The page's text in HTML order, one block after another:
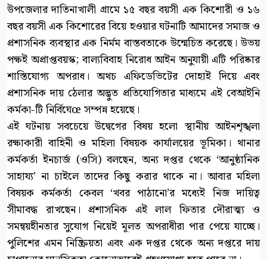
উপজেলার দাতিনাখালী গ্রামে ১৫ বছর বয়সী এক কিশোরী ও ১৬
বছর বয়সী এক কিশোরের বিয়ে হওয়ার ঘটনাটি আমাদের সমাজ ও
প্রশাসনিক ব্যবস্থার এক নির্মম বাস্তবতাকে উন্মেচিত করেছে। উভয়
পক্ষই অপ্রাপ্তবয়স্ক; বাল্যবিবাহ নিরোধ আইন অনুযায়ী এটি পরিষ্কার
শাস্তিযোগ্য অপরাধ। অথচ এফিডেভিটের দোহাই দিয়ে এবং
প্রশাসনিক দায় ঠেলার অদ্ভুত প্রতিযোগিতার মাধ্যমে এই বেআইনি
কর্মকা-টি নির্বিঘেœ সম্পন্ন হয়েছে।
এই ঘটনায় সবচেয়ে উদ্বেগের বিষয় হলো স্থানীয় আইনশৃঙ্খলা
রক্ষাকারী বাহিনী ও মহিলা বিষয়ক কার্যালয়ের ভূমিকা। থানার
কর্মকর্তা ইনচার্জ (ওসি) বলছেন, অন্য দপ্তর থেকে ‘আনুষ্ঠানিক
সাহায্য’ না চাইলে তাদের কিছু করার থাকে না। আবার মহিলা
বিষয়ক কর্মকর্তা কেবল ‘খবর পাঠানো’র মধ্যেই নিজ দায়িত্ব
সীমাবদ্ধ রাখছেন। প্রশাসনিক এই লাল ফিতার দৌরাত্ম্য ও
সমন্বয়হীনতার সুযোগ নিয়েই মূলত অপরাধীরা পার পেয়ে যাচ্ছে।
পুলিশের এমন নিষ্ক্রিয়তা এবং এক দপ্তর থেকে অন্য দপ্তরে দায়